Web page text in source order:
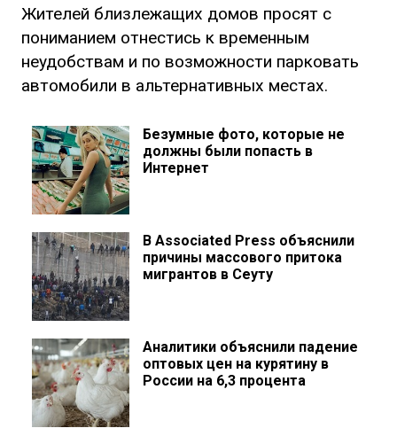
Жителей близлежащих домов просят с
пониманием отнестись к временным
неудобствам и по возможности парковать
автомобили в альтернативных местах.
Безумные фото, которые не
должны были попасть в
Интернет
В Associated Press объяснили
причины массового притока
мигрантов в Сеуту
Аналитики объяснили падение
оптовых цен на курятину в
России на 6,3 процента